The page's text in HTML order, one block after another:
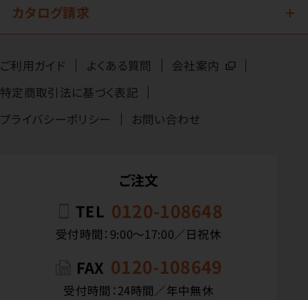
カタログ請求
ご利用ガイド よくある質問
会社案内
特定商取引法に基づく表記
プライバシーポリシー
お問い合わせ
ご注文
TEL 0120-108648
受付時間：9:00〜17:00／日祝休
FAX 0120-108649
受付時間：24時間／年中無休